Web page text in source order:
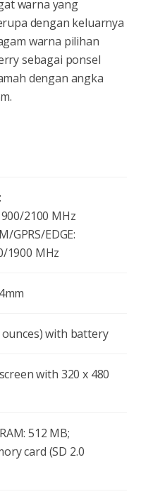
warna yang
dengan keluarnya
warna pilihan
sebagai ponsel
dengan angka
2100 MHz
GPRS/EDGE:
1900 MHz
ounces) with battery
with 320 x 480
512 MB;
card (SD 2.0